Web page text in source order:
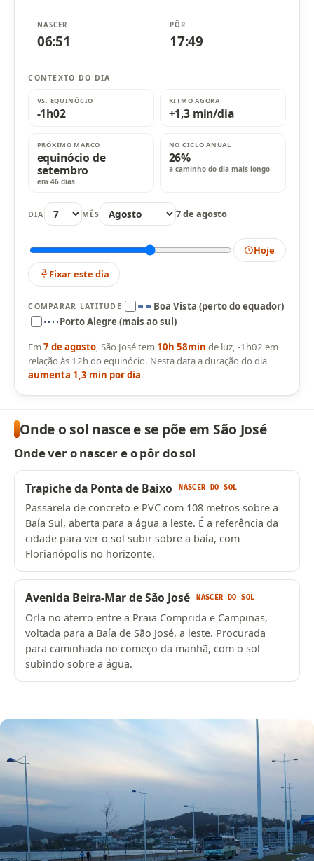
NASCER
06:51
PÔR
17:49
CONTEXTO DO DIA
VS. EQUINÓCIO
-1h02
RITMO AGORA
+1,3 min/dia
PRÓXIMO MARCO
equinócio de
setembro
em 46 dias
NO CICLO ANUAL
26%
a caminho do dia mais longo
DIA MÊS 7 de agosto
Hoje
Fixar este dia
COMPARAR LATITUDE
Boa Vista (perto do equador)
Porto Alegre (mais ao sul)
Em7 de agosto, São José tem 10h 58min de luz, -1h02 em
relação às 12h do equinócio. Nesta data a duração do dia
aumenta 1,3 min por dia.
Onde o sol nasce e se põe em São José
Onde ver o nascer e o pôr do sol
Trapiche da Ponta de Baixo NASCER DO SOL
Passarela de concreto e PVC com 108 metros sobre a
Baía Sul, aberta para a água a leste. É a referência da
cidade para ver o sol subir sobre a baía, com
Florianópolis no horizonte.
Avenida Beira-Mar de São José NASCER DO SOL
Orla no aterro entre a Praia Comprida e Campinas,
voltada para a Baía de São José, a leste. Procurada
para caminhada no começo da manhã, com o sol
subindo sobre a água.